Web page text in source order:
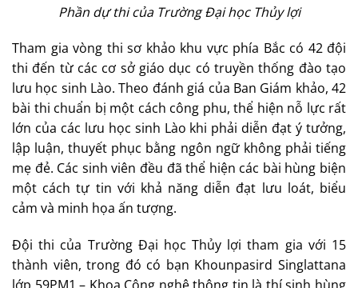
Phần dự thi của Trường Đại học Thủy lợi
Tham gia vòng thi sơ khảo khu vực phía Bắc có 42 đội
thi đến từ các cơ sở giáo dục có truyền thống đào tạo
lưu học sinh Lào. Theo đánh giá của Ban Giám khảo, 42
bài thi chuẩn bị một cách công phu, thể hiện nỗ lực rất
lớn của các lưu học sinh Lào khi phải diễn đạt ý tưởng,
lập luận, thuyết phục bằng ngôn ngữ không phải tiếng
mẹ đẻ. Các sinh viên đều đã thể hiện các bài hùng biện
một cách tự tin với khả năng diễn đạt lưu loát, biểu
cảm và minh họa ấn tượng.
Đội thi của Trường Đại học Thủy lợi tham gia với 15
thành viên, trong đó có bạn Khounpasird Singlattana